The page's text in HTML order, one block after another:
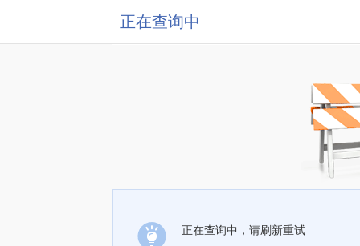
正在查询中
正在查询中，请刷新重试